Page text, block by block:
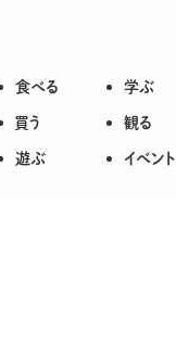
光サイト
食べる
買う
遊ぶ
学ぶ
観る
イベント